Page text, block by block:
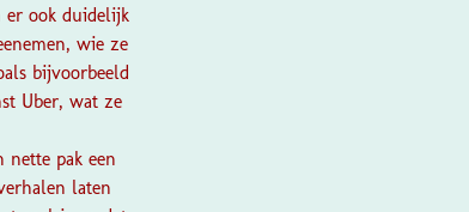
er ook duidelijk
wie ze
bijvoorbeeld
Uber, wat ze
pak een
laten